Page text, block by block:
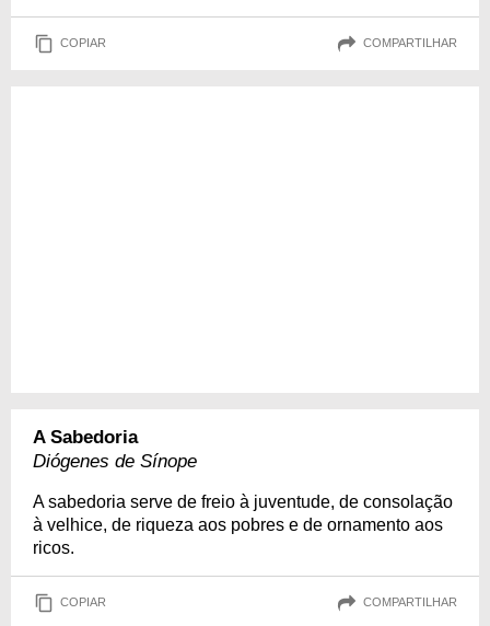
COPIAR COMPARTILHAR
A Sabedoria
Diógenes de Sínope
A sabedoria serve de freio à juventude, de consolação
à velhice, de riqueza aos pobres e de ornamento aos
ricos.
COPIAR COMPARTILHAR